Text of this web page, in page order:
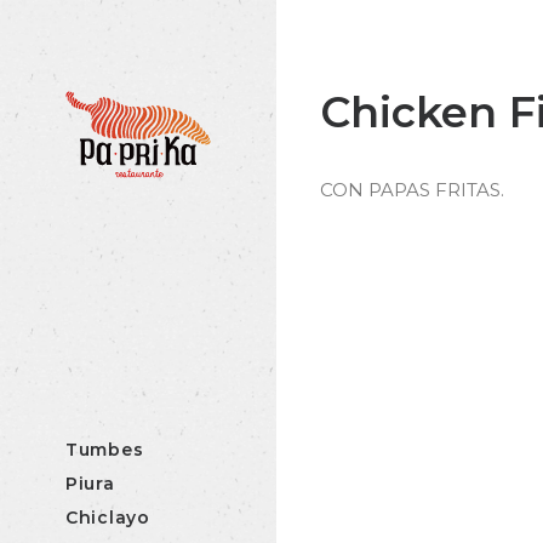
Tumbes
Piura
Chiclayo
Chicken
CON PAPAS FRITAS.